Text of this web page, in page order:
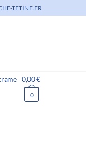
TETINE.FR
0,00€
0